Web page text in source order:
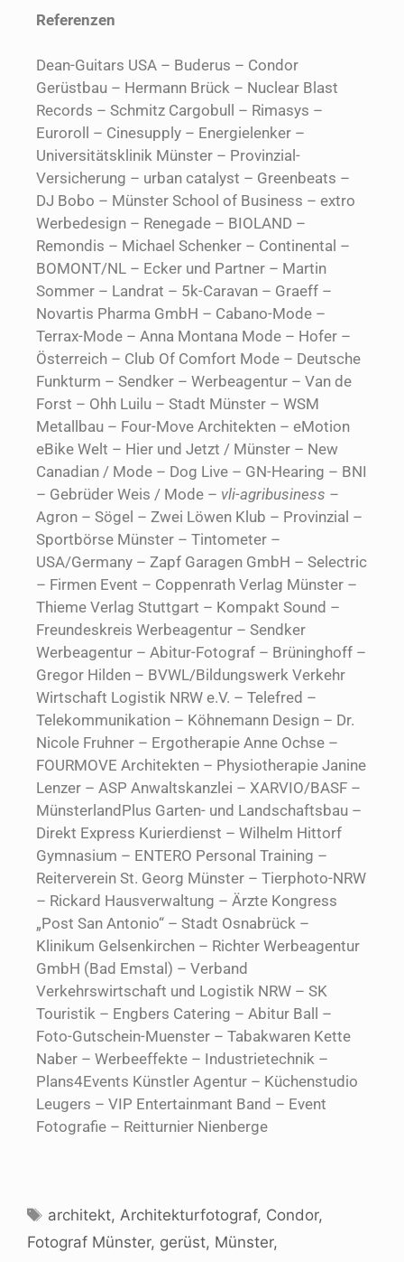
Referenzen
Dean-Guitars USA – Buderus – Condor
Gerüstbau – Hermann Brück – Nuclear Blast
Records – Schmitz Cargobull – Rimasys –
Euroroll – Cinesupply – Energielenker –
Universitätsklinik Münster – Provinzial-
Versicherung – urban catalyst – Greenbeats –
DJ Bobo – Münster School of Business – extro
Werbedesign – Renegade – BIOLAND –
Remondis – Michael Schenker – Continental –
BOMONT/NL – Ecker und Partner – Martin
Sommer – Landrat – 5k-Caravan – Graeff –
Novartis Pharma GmbH – Cabano-Mode –
Terrax-Mode – Anna Montana Mode – Hofer –
Österreich – Club Of Comfort Mode – Deutsche
Funkturm – Sendker – Werbeagentur – Van de
Forst – Ohh Luilu – Stadt Münster – WSM
Metallbau – Four-Move Architekten – eMotion
eBike Welt – Hier und Jetzt / Münster – New
Canadian / Mode – Dog Live – GN-Hearing – BNI
– Gebrüder Weis / Mode – vli-agribusiness –
Agron – Sögel – Zwei Löwen Klub – Provinzial –
Sportbörse Münster – Tintometer –
USA/Germany – Zapf Garagen GmbH – Selectric
– Firmen Event – Coppenrath Verlag Münster –
Thieme Verlag Stuttgart – Kompakt Sound –
Freundeskreis Werbeagentur – Sendker
Werbeagentur – Abitur-Fotograf – Brüninghoff –
Gregor Hilden – BVWL/Bildungswerk Verkehr
Wirtschaft Logistik NRW e.V. – Telefred –
Telekommunikation – Köhnemann Design – Dr.
Nicole Fruhner – Ergotherapie Anne Ochse –
FOURMOVE Architekten – Physiotherapie Janine
Lenzer – ASP Anwaltskanzlei – XARVIO/BASF –
MünsterlandPlus Garten- und Landschaftsbau –
Direkt Express Kurierdienst – Wilhelm Hittorf
Gymnasium – ENTERO Personal Training –
Reiterverein St. Georg Münster – Tierphoto-NRW
– Rickard Hausverwaltung – Ärzte Kongress
„Post San Antonio“ – Stadt Osnabrück –
Klinikum Gelsenkirchen – Richter Werbeagentur
GmbH (Bad Emstal) – Verband
Verkehrswirtschaft und Logistik NRW – SK
Touristik – Engbers Catering – Abitur Ball –
Foto-Gutschein-Muenster – Tabakwaren Kette
Naber – Werbeeffekte – Industrietechnik –
Plans4Events Künstler Agentur – Küchenstudio
Leugers – VIP Entertainmant Band – Event
Fotografie – Reitturnier Nienberge
architekt, Architekturfotograf, Condor,
Fotograf Münster, gerüst, Münster,